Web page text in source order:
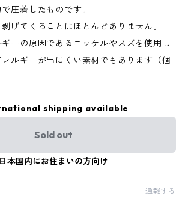
圧着したものです。
げてくることはほとんどありません。
ーの原因であるニッケルやスズを使用し
ルギーが出にくい素材でもあります（個
shipping available
Sold out
日本国内にお住まいの方向け
通報する